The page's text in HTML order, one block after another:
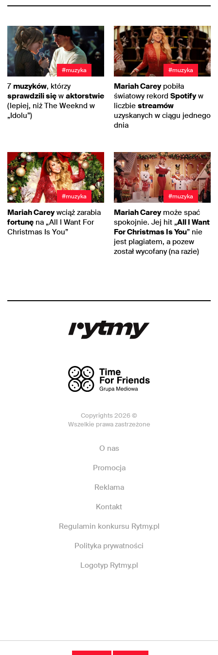
#muzyka
7 muzyków, którzy
sprawdzili się w aktorstwie
(lepiej, niż The Weeknd w
„Idolu”)
#muzyka
Mariah Careypobiła
światowy rekord Spotifyw
liczbie streamów
uzyskanych w ciągu jednego
dnia
#muzyka
Mariah Careywciąż zarabia
fortunę na „All I Want For
Christmas Is You”
#muzyka
Mariah Careymoże spać
spokojnie. Jej hit „All I Want
For Christmas Is You” nie
jest plagiatem, a pozew
został wycofany (na razie)
Copyrights 2026 ©
Wszelkie prawa zastrzeżone
O nas
Promocja
Reklama
Kontakt
Regulamin konkursu Rytmy.pl
Polityka prywatności
Logotyp Rytmy.pl